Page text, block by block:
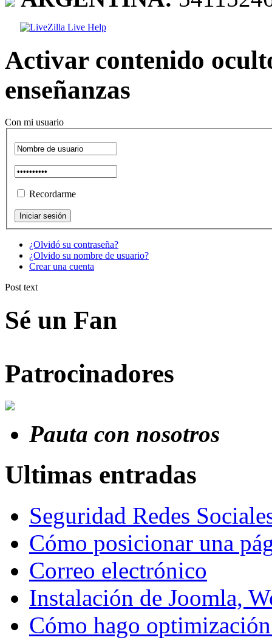
Activar contenido
enseñanzas
Con mi usuario
Recordarme
¿Olvidó su contraseña?
¿Olvido su nombre de usuario?
Crear una cuenta
Post text
Sé un Fan
Patrocinadores
Pauta con nosotros
Ultimas entradas
Seguridad Redes
Cómo posicionar una
Correo electrónico
Instalación de Joomla,
Cómo hago